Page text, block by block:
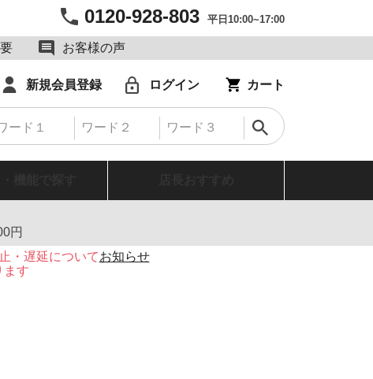
0120-928-803 平日10:00~17:00
お客様の声
新規会員登録 ログイン カート
円
・遅延についてお知らせ
ます